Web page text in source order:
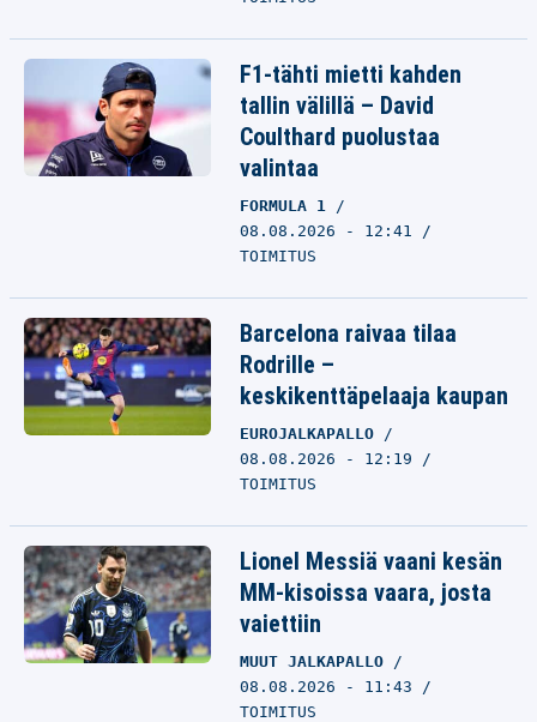
F1-tähti mietti kahden
tallin välillä – David
Coulthard puolustaa
valintaa
FORMULA 1
08.08.2026 - 12:41
TOIMITUS
Barcelona raivaa tilaa
Rodrille –
keskikenttäpelaaja kaupan
EUROJALKAPALLO
08.08.2026 - 12:19
TOIMITUS
Lionel Messiä vaani kesän
MM-kisoissa vaara, josta
vaiettiin
MUUT JALKAPALLO
08.08.2026 - 11:43
TOIMITUS